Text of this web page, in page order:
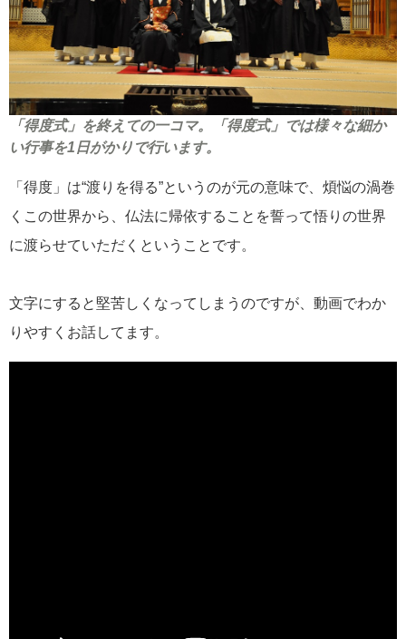
「得度式」を終えての一コマ。「得度式」では様々な細か
い行事を1日がかりで行います。
「得度」は“渡りを得る”というのが元の意味で、煩悩の渦巻
くこの世界から、仏法に帰依することを誓って悟りの世界
に渡らせていただくということです。
文字にすると堅苦しくなってしまうのですが、動画でわか
りやすくお話してます。